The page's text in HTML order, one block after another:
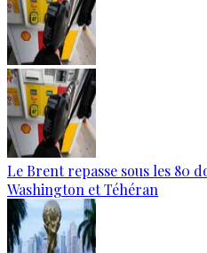
Le Brent repasse sous les 80
Washington et Téhéran